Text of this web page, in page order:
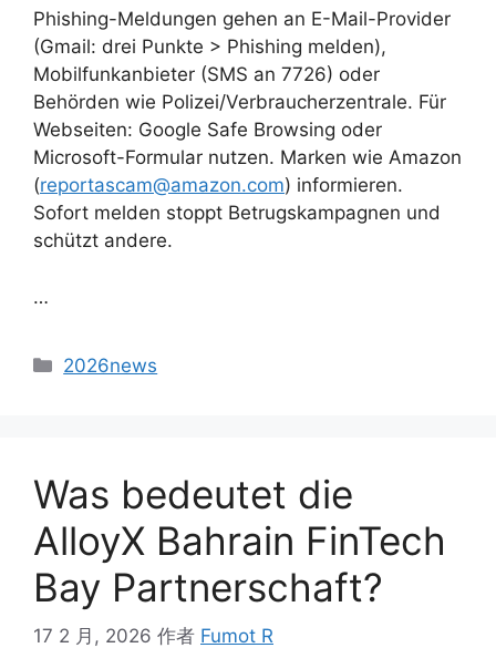
Phishing-Meldungen gehen an E-Mail-Provider
(Gmail: drei Punkte > Phishing melden),
Mobilfunkanbieter (SMS an 7726) oder
Behörden wie Polizei/Verbraucherzentrale. Für
Webseiten: Google Safe Browsing oder
Microsoft-Formular nutzen. Marken wie Amazon
(reportascam@amazon.com) informieren.
Sofort melden stoppt Betrugskampagnen und
schützt andere.
…
2026news
Was bedeutet die
AlloyX Bahrain FinTech
Bay Partnerschaft?
17 2 月, 2026 作者 Fumot R